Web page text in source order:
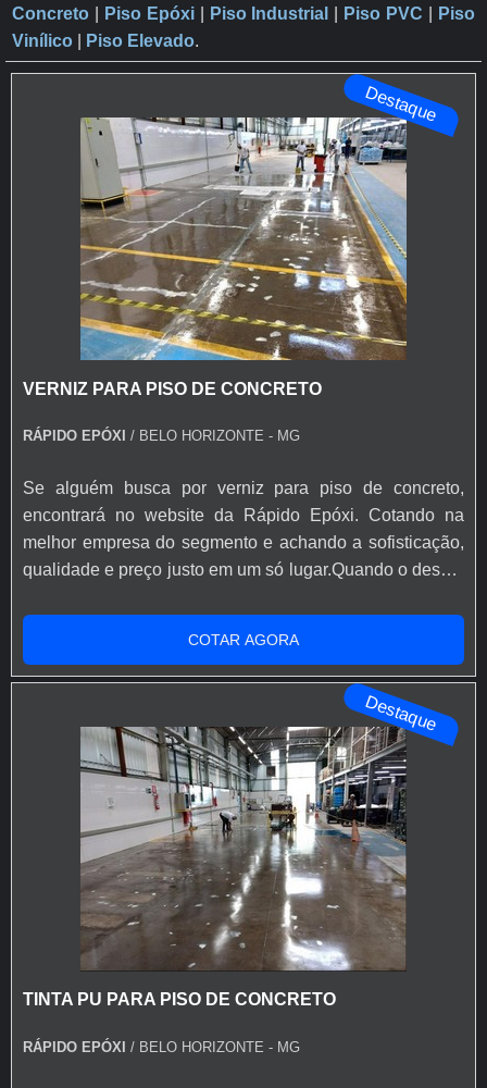
Concreto
Piso Epóxi| Piso Industrial Piso PVC
Piso
Vinílico
Piso Elevado.
Destaque
VERNIZ PARA PISO DE CONCRETO
RÁPIDO EPÓXI / BELO HORIZONTE - MG
Se alguém busca por verniz para piso de concreto,
encontrará no website da Rápido Epóxi. Cotando na
melhor empresa do segmento e achando a sofisticação,
qualidade e preço justo em um só lugar.Quando o desejo
cliente poderá encontrar excelente custo-benefício com
soluções eficazes para acessórios e ferramentas para
aplicação de base epóxi.MAIS INFORMAÇÕES SOBRE
COTAR AGORA
Destaque
TINTA PU PARA PISO DE CONCRETO
RÁPIDO EPÓXI / BELO HORIZONTE - MG